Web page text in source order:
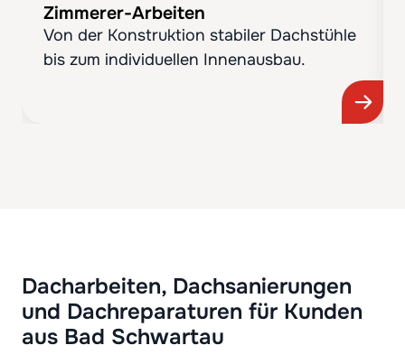
Zimmerer-Arbeiten
Von der Konstruktion stabiler Dachstühle
bis zum individuellen Innenausbau.
Dacharbeiten, Dachsanierungen
und Dachreparaturen für Kunden
aus Bad Schwartau